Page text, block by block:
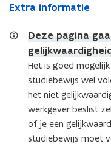
Extra informatie
Deze pagina
Het is goed
studiebewijs wel
het niet
werkgever beslist
of je een
studiebewijs moet